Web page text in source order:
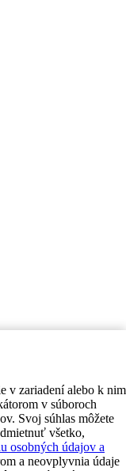
v zariadení alebo k nim
v súboroch
Svoj súhlas môžete
všetko,
osobných údajov a
a neovplyvnia údaje